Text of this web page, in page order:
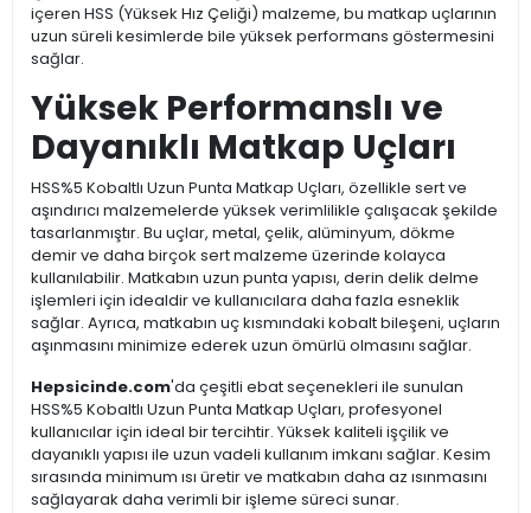
içeren HSS (Yüksek Hız Çeliği) malzeme, bu matkap uçlarının
uzun süreli kesimlerde bile yüksek performans göstermesini
sağlar.
Yüksek Performanslı ve
Dayanıklı Matkap Uçları
HSS%5 Kobaltlı Uzun Punta Matkap Uçları, özellikle sert ve
aşındırıcı malzemelerde yüksek verimlilikle çalışacak şekilde
tasarlanmıştır. Bu uçlar, metal, çelik, alüminyum, dökme
demir ve daha birçok sert malzeme üzerinde kolayca
kullanılabilir. Matkabın uzun punta yapısı, derin delik delme
işlemleri için idealdir ve kullanıcılara daha fazla esneklik
sağlar. Ayrıca, matkabın uç kısmındaki kobalt bileşeni, uçların
aşınmasını minimize ederek uzun ömürlü olmasını sağlar.
Hepsicinde.com'da çeşitli ebat seçenekleri ile sunulan
HSS%5 Kobaltlı Uzun Punta Matkap Uçları, profesyonel
kullanıcılar için ideal bir tercihtir. Yüksek kaliteli işçilik ve
dayanıklı yapısı ile uzun vadeli kullanım imkanı sağlar. Kesim
sırasında minimum ısı üretir ve matkabın daha az ısınmasını
sağlayarak daha verimli bir işleme süreci sunar.